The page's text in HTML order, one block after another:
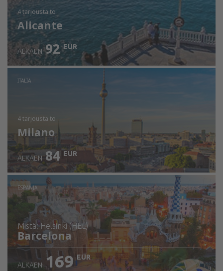
4 tarjousta to
Alicante
ALKAEN 92 EUR
ITALIA
4 tarjousta to
Milano
ALKAEN 84 EUR
ESPANJA
mistä: Helsinki (HEL)
Barcelona
ALKAEN 169 EUR